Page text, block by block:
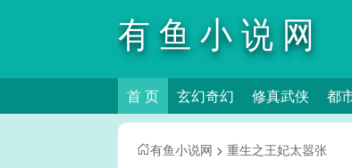
有鱼小说网
首 页 玄幻奇幻 修真武侠 都
有鱼小说网 > 重生之王妃太嚣张